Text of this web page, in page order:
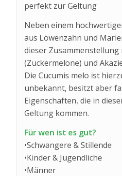
perfekt zur Geltung
Neben einem
aus Löwenzahn und
dieser Zusammenstellung
(Zuckermelone) und
Die Cucumis melo ist
unbekannt, besitzt aber
Eigenschaften, die in
Geltung kommen.
Für wen ist es gut?
•Schwangere & Stillende
•Kinder & Jugendliche
•Männer